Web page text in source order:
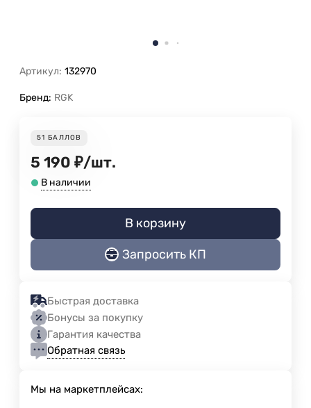
Артикул: 132970
Бренд: RGK
51 БАЛЛОВ
5 190 ₽/шт.
В наличии
В корзину
Запросить КП
Быстрая доставка
Бонусы за покупку
Гарантия качества
Обратная связь
Мы на маркетплейсах: